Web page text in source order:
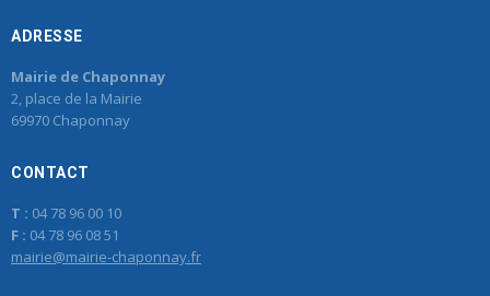
ADRESSE
Mairie de Chaponnay
2, place de la Mairie
69970 Chaponnay
CONTACT
T : 04 78 96 00 10
F : 04 78 96 08 51
mairie@mairie-chaponnay.fr